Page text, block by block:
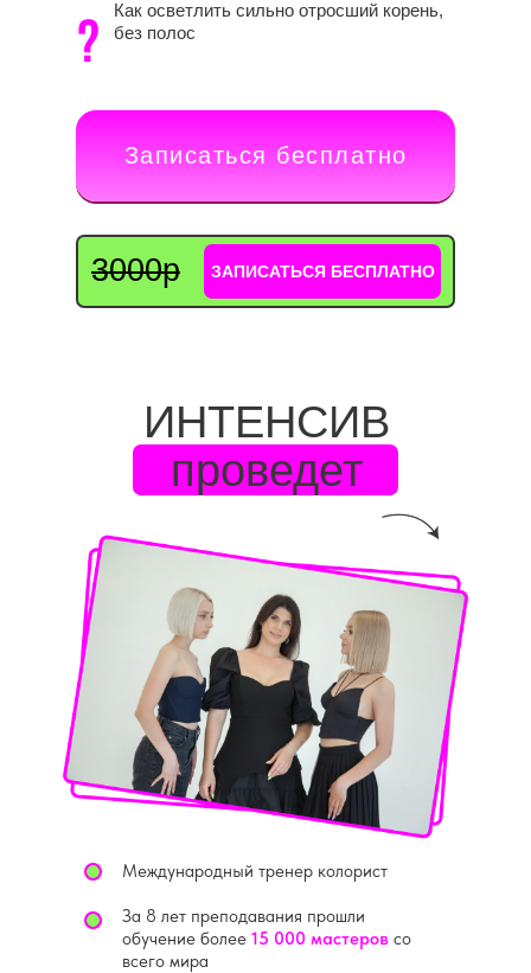
Как осветлить сильно отросший корень,
без полос
Записаться бесплатно
3000р ЗАПИСАТЬСЯ БЕСПЛАТНО
Международный тренер колорист
За 8 лет преподавания прошли
обучение более 15 000 мастеров со
всего мира
ИНТЕНСИВ
проведет
Иветта Алехина